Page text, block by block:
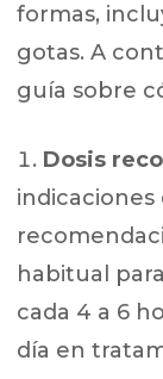
formas,
gotas. A
guía sobre
Dosis
habitual
cada 4 a 6
día en